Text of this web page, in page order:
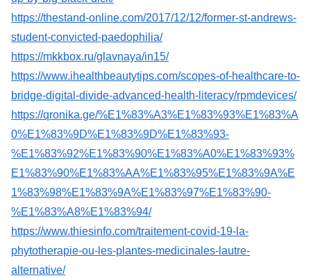
https://thestand-online.com/2017/12/12/former-st-andrews-
student-convicted-paedophilia/
https://mkkbox.ru/glavnaya/in15/
https://www.ihealthbeautytips.com/scopes-of-healthcare-to-
bridge-digital-divide-advanced-health-literacy/rpmdevices/
https://qronika.ge/%E1%83%A3%E1%83%93%E1%83%A
0%E1%83%9D%E1%83%9D%E1%83%93-
%E1%83%92%E1%83%90%E1%83%A0%E1%83%93%
E1%83%90%E1%83%AA%E1%83%95%E1%83%9A%E
1%83%98%E1%83%9A%E1%83%97%E1%83%90-
%E1%83%A8%E1%83%94/
https://www.thiesinfo.com/traitement-covid-19-la-
phytotherapie-ou-les-plantes-medicinales-lautre-
alternative/